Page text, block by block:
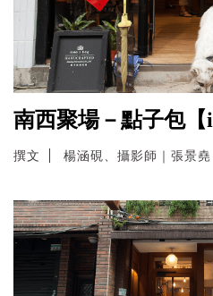
南西聚場－點子包【
撰文 楊涵硯、攝影師｜張景堯